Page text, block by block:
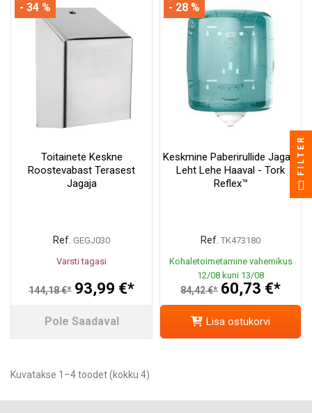
Toitainete Keskne
Roostevabast Terasest
Jagaja
Ref. GEGJ030
Varsti tagasi
144,18 €* 93,99 €*
- 34 %
Pole Saadaval
Keskmine Paberirullide Jagaja
Leht Lehe Haaval - Tork
Reflex™
Ref. TK473180
Kohaletoimetamine vahemikus
12/08 kuni 13/08
84,42 €* 60,73 €*
- 28 %
Lisa ostukorvi
Kuvatakse 1–4 toodet (kokku 4)
FILTER